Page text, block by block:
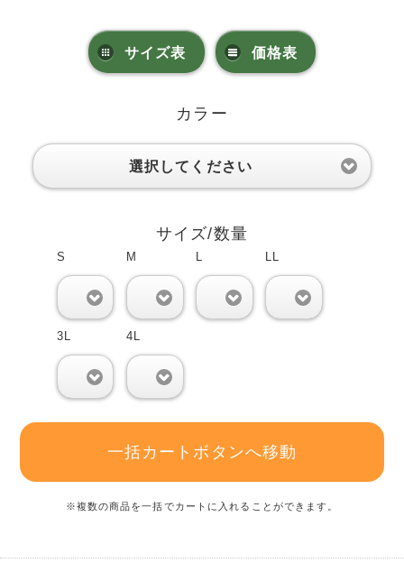
サイズ表 価格表
カラー
選択してください
サイズ/数量
S M L LL
3L 4L
一括カートボタンへ移動
※複数の商品を一括でカートに入れることができます。